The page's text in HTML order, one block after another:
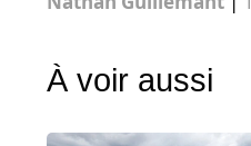
À voir aussi